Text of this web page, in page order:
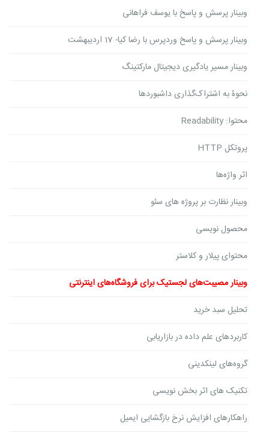
وبینار پرسش و پاسخ با یوسف فراهانی
وبینار پرسش و پاسخ وردپرس با رضا کیا- 17 اردیبهشت
وبینار مسیر یادگیری دیجیتال مارکتینگ
نحوۀ به اشتراک‌گذاری داشبوردها
محتوا: Readability
پروتکل HTTP
اثر واژه‌ها
وبینار نظارت بر پروژه های سئو
محصول نویسی
محتوای پیلار و کلاستر
وبینار مصیبت‌های لجستیک برای فروشگاه‌های اینترنتی
تحلیل سبد خرید
کاربردهای علم داده در بازاریابی
گروه‌های لینکدینی
تکنیک های اثر بخش نویسی
راهکارهای افزایش نرخ بازگشایی ایمیل